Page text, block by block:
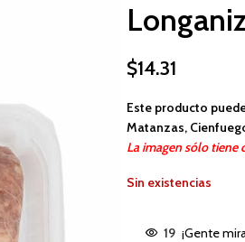
$14.31
Este producto
Matanzas,
La imagen sólo tiene
Sin existencias
19 ¡Gente